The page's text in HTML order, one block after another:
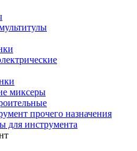
миксеры
прочего назначения
для инструмента